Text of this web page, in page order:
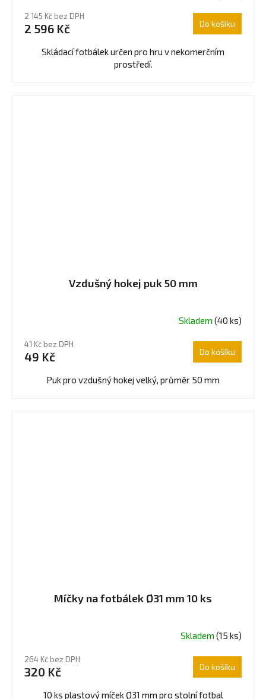
2 145 Kč bez DPH
2 596 Kč Do košíku
Skládací fotbálek určen pro hru v nekomerčním
prostředí.
Vzdušný hokej puk 50 mm
Skladem (40 ks)
41 Kč bez DPH
49 Kč Do košíku
Puk pro vzdušný hokej velký, průměr 50 mm
Míčky na fotbálek Ø31 mm 10 ks
produktu
je
Skladem(15 ks)
264 Kč bez DPH
320 Kč Do košíku
10 ks plastový míček Ø31 mm pro stolní fotbal